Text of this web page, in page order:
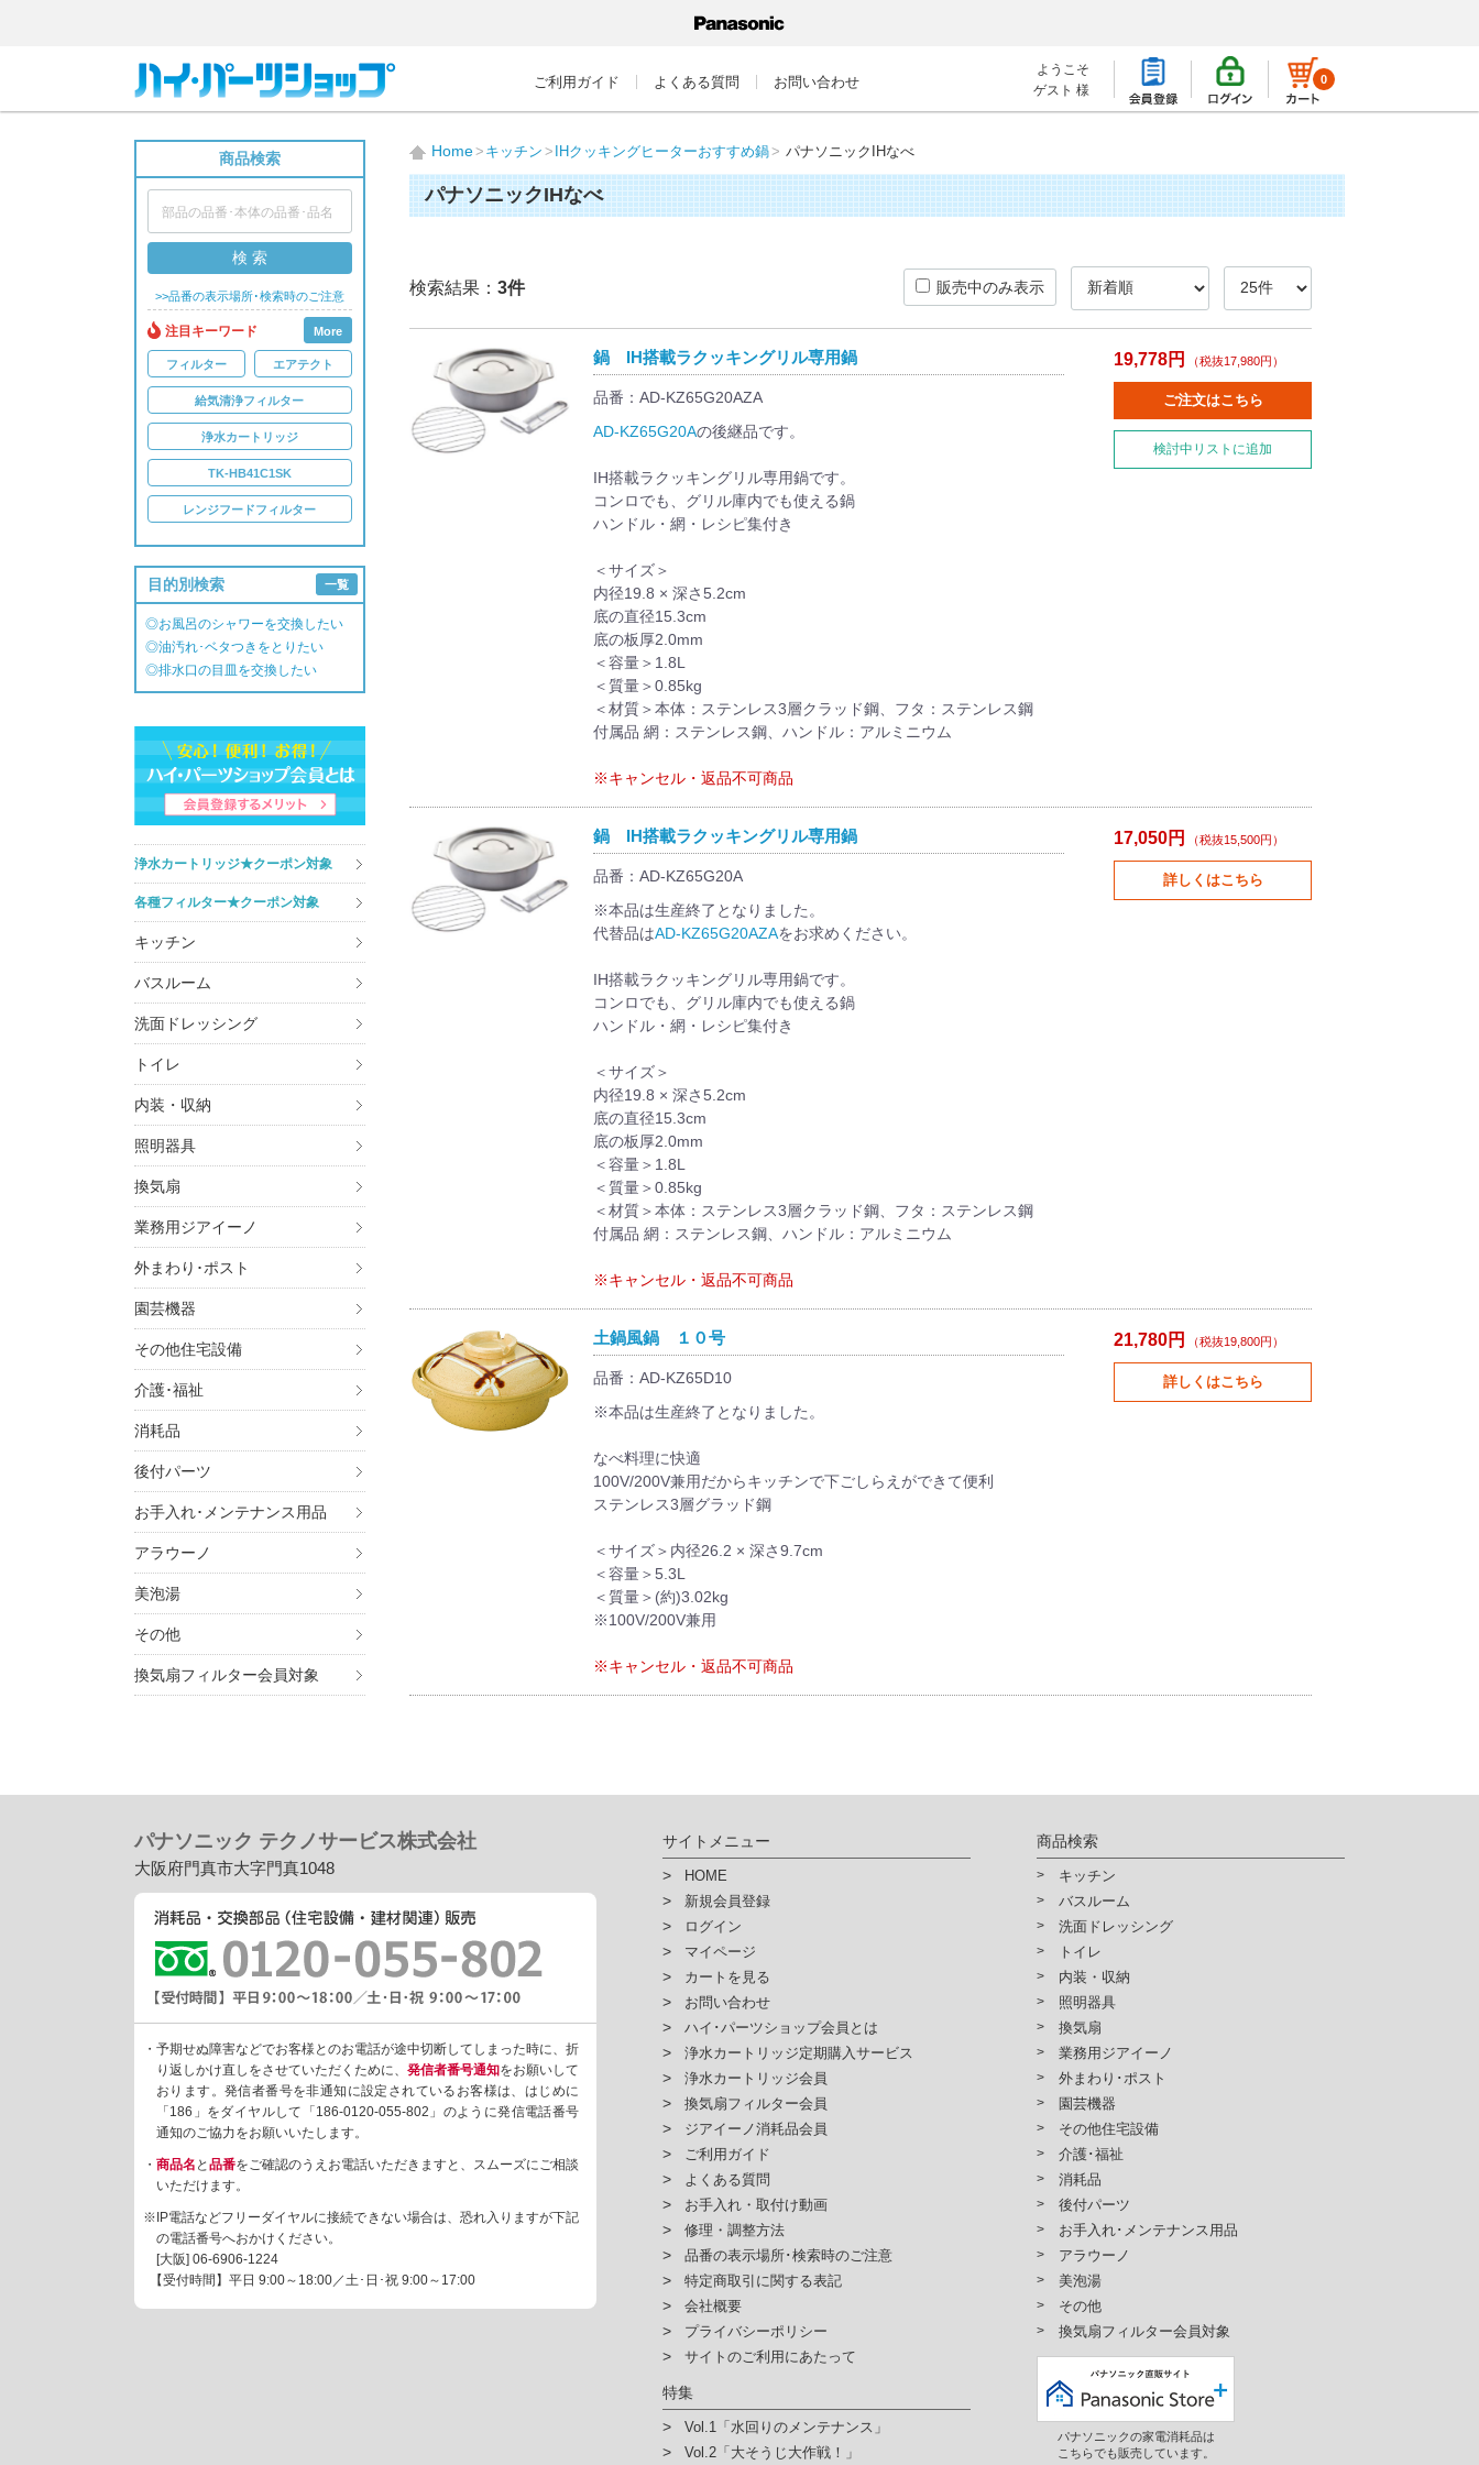
ご利用ガイド よくある質問 お問い合わせ
ようこそ
ゲスト 様
0
商品検索
検 索
>>品番の表示場所･検索時のご注意
注目キーワード More
フィルター エアテクト
給気清浄フィルター
浄水カートリッジ
TK-HB41C1SK
レンジフードフィルター
目的別検索 一覧
◎お風呂のシャワーを交換したい
◎油汚れ･ベタつきをとりたい
◎排水口の目皿を交換したい
浄水カートリッジ★クーポン対象
各種フィルター★クーポン対象
キッチン
バスルーム
洗面ドレッシング
トイレ
内装・収納
照明器具
換気扇
業務用ジアイーノ
外まわり･ポスト
園芸機器
その他住宅設備
介護･福祉
消耗品
後付パーツ
お手入れ･メンテナンス用品
アラウーノ
美泡湯
その他
換気扇フィルター会員対象
Home キッチン IHクッキングヒーターおすすめ鍋 パナソニックIHなべ
パナソニックIHなべ
検索結果： 3件 販売中のみ表示
鍋 IH搭載ラクッキングリル専用鍋
品番：AD-KZ65G20AZA
AD-KZ65G20Aの後継品です。
IH搭載ラクッキングリル専用鍋です。
コンロでも、グリル庫内でも使える鍋
ハンドル・網・レシピ集付き
＜サイズ＞
内径19.8 × 深さ5.2cm
底の直径15.3cm
底の板厚2.0mm
＜容量＞1.8L
＜質量＞0.85kg
＜材質＞本体：ステンレス3層クラッド鋼、フタ：ステンレス鋼
付属品 網：ステンレス鋼、ハンドル：アルミニウム
※キャンセル・返品不可商品
19,778円 （税抜17,980円）
ご注文はこちら
検討中リストに追加
鍋 IH搭載ラクッキングリル専用鍋
品番：AD-KZ65G20A
※本品は生産終了となりました。
代替品はAD-KZ65G20AZAをお求めください。
IH搭載ラクッキングリル専用鍋です。
コンロでも、グリル庫内でも使える鍋
ハンドル・網・レシピ集付き
＜サイズ＞
内径19.8 × 深さ5.2cm
底の直径15.3cm
底の板厚2.0mm
＜容量＞1.8L
＜質量＞0.85kg
＜材質＞本体：ステンレス3層クラッド鋼、フタ：ステンレス鋼
付属品 網：ステンレス鋼、ハンドル：アルミニウム
※キャンセル・返品不可商品
17,050円 （税抜15,500円）
詳しくはこちら
土鍋風鍋 １０号
品番：AD-KZ65D10
※本品は生産終了となりました。
なべ料理に快適
100V/200V兼用だからキッチンで下ごしらえができて便利
ステンレス3層グラッド鋼
＜サイズ＞内径26.2 × 深さ9.7cm
＜容量＞5.3L
＜質量＞(約)3.02kg
※100V/200V兼用
※キャンセル・返品不可商品
21,780円 （税抜19,800円）
詳しくはこちら
パナソニック テクノサービス株式会社
大阪府門真市大字門真1048
・予期せぬ障害などでお客様とのお電話が途中切断してしまった時に、折
り返しかけ直しをさせていただくために、 発信者番号通知をお願いして
おります。発信者番号を非通知に設定されているお客様は、はじめに
「186」をダイヤルして「186-0120-055-802」のように発信電話番号
通知のご協力をお願いいたします。
・ 商品名 と 品番をご確認のうえお電話いただきますと、スムーズにご相談
いただけます。
※IP電話などフリーダイヤルに接続できない場合は、恐れ入りますが下記
の電話番号へおかけください。
[大阪] 06-6906-1224
【受付時間】平日 9:00～18:00／土･日･祝 9:00～17:00
サイトメニュー
HOME
新規会員登録
ログイン
マイページ
カートを見る
お問い合わせ
ハイ･パーツショップ会員とは
浄水カートリッジ定期購入サービス
浄水カートリッジ会員
換気扇フィルター会員
ジアイーノ消耗品会員
ご利用ガイド
よくある質問
お手入れ・取付け動画
修理・調整方法
品番の表示場所･検索時のご注意
特定商取引に関する表記
会社概要
プライバシーポリシー
サイトのご利用にあたって
特集
Vol.1「水回りのメンテナンス」
Vol.2「大そうじ大作戦！」
商品検索
キッチン
バスルーム
洗面ドレッシング
トイレ
内装・収納
照明器具
換気扇
業務用ジアイーノ
外まわり･ポスト
園芸機器
その他住宅設備
介護･福祉
消耗品
後付パーツ
お手入れ･メンテナンス用品
アラウーノ
美泡湯
その他
換気扇フィルター会員対象
パナソニックの家電消耗品は
こちらでも販売しています。